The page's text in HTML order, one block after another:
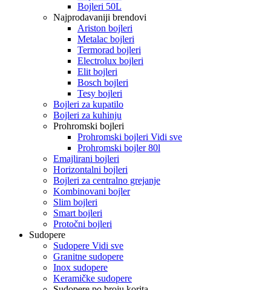
Bojleri 50L
Najprodavaniji brendovi
Ariston bojleri
Metalac bojleri
Termorad bojleri
Electrolux bojleri
Elit bojleri
Bosch bojleri
Tesy bojleri
Bojleri za kupatilo
Bojleri za kuhinju
Prohromski bojleri
Prohromski bojleri Vidi sve
Prohromski bojler 80l
Emajlirani bojleri
Horizontalni bojleri
Bojleri za centralno grejanje
Kombinovani bojler
Slim bojleri
Smart bojleri
Protočni bojleri
Sudopere
Sudopere Vidi sve
Granitne sudopere
Inox sudopere
Keramičke sudopere